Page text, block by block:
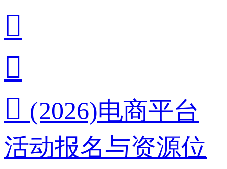


 (2026)电商平台
活动报名与资源位